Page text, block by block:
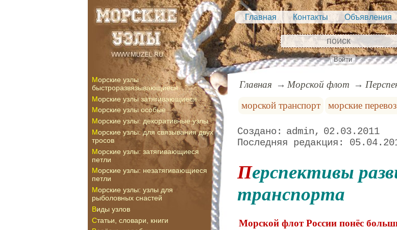
Главная Контакты Объявления
Войти
Морские узлы
быстроразвязывающиеся
Морские узлы затягивающиеся
Морские узлы особые
Морские узлы: декоративные узлы
Морские узлы: для связывания двух
тросов
Морские узлы: затягивающиеся
петли
Морские узлы: незатягивающиеся
петли
Морские узлы: узлы для
рыболовных снастей
Виды узлов
Статьи, словари, книги
Главная Морской флот
морской транспорт
морские
admin
02.03.2011
Перспективы развития морского
транспорта
Морской флот России понёс